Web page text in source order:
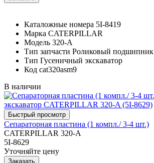
Каталожные номера 5I-8419
Марка CATERPILLAR
Модель 320-A
Тип запчасти Роликовый подшипник
Тип Гусеничный экскаватор
Код cat320asm9
В наличии
Сепараторная пластина (1 компл./ 3-4 шт.)
CATERPILLAR 320-A
5I-8629
Уточняйте цену